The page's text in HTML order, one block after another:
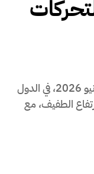
تشهد أسعار الذهب اليوم الأربعاء، 24 يونيو 2026، في الدول
الطفيف، مع